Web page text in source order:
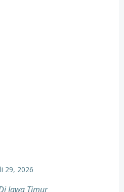
29, 2026
Jawa Timur